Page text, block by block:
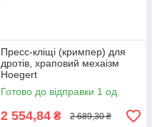
Пресс-кліщі (кримпер) для
дротів, храповий мехаізм
Hoegert
Готово до відправки 1 од.
2 554,84 ₴ 2 689,30 ₴